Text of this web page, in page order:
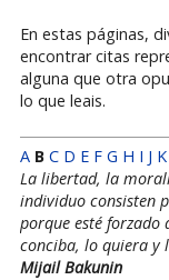
En estas páginas,
encontrar citas
alguna que otra
lo que leais.
A B C D E F G H I J K
La libertad, la
individuo consisten
porque esté
conciba, lo quiera y
Mijail Bakunin